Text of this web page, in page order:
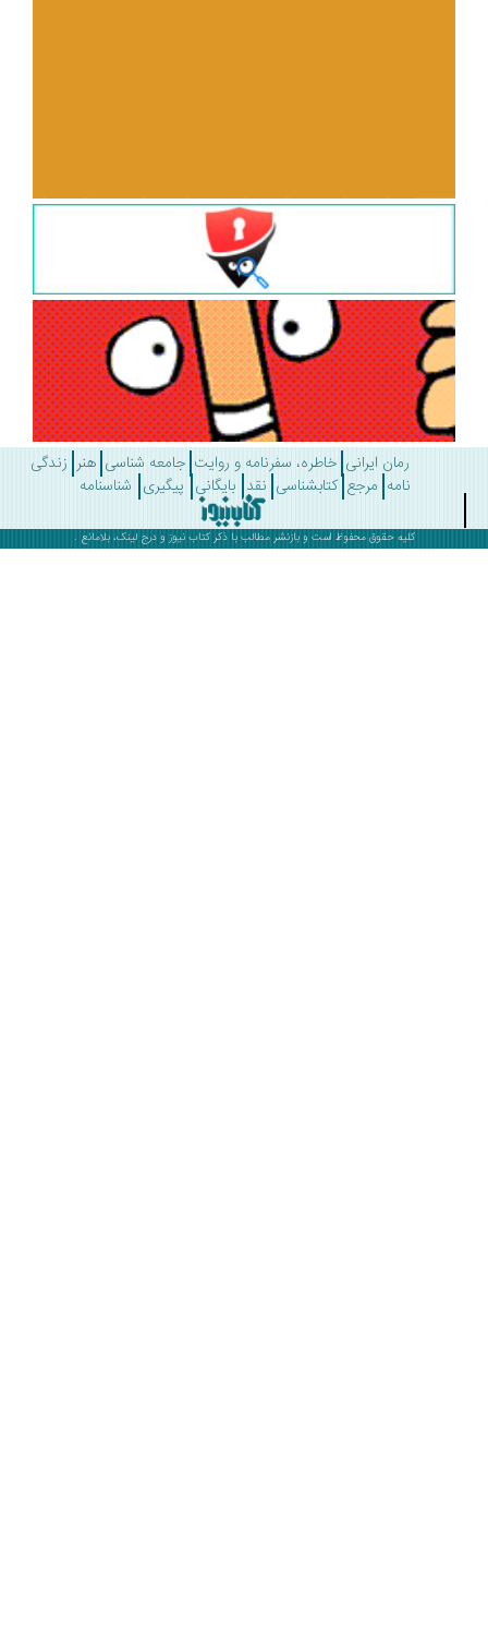
رمان ایرانی خاطره، سفرنامه و روایت جامعه شناسی هنر زندگی
مرجع کتابشناسی نقد بایگانی پیگیری شناسنامه
کلیه حقوق محفوظ است و بازنشر مطالب با ذکرکتاب نیوز و درج لینک، بلامانع .